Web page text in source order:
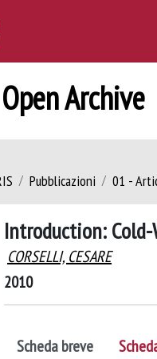
Archive
Pubblicazioni 01 -
Introduction:
CORSELLI, CESARE
2010
Scheda breve